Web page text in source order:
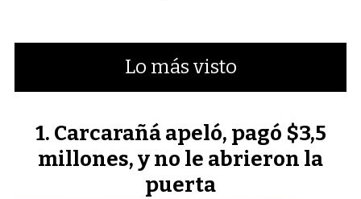
Lo más visto
Carcarañá apeló, pagó $3,5
millones, y no le abrieron la
puerta